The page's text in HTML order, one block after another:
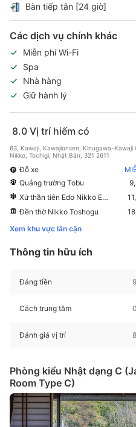
Bàn tiếp tân [24 giờ]
Các dịch vụ chính khác
Miễn phí Wi-Fi
Spa
Nhà hàng
Giữ hành lý
8.0 Vị trí hiếm có
63, Kawaji, Kawajionsen, Kinugawa-Kawaji
Nikko, Tochigi, Nhật Bản, 321 2611
Đỗ xe
Quảng trường Tobu
Xứ thần tiên Edo Nikko Edomura
Đền thờ Nikko Toshogu
Xem khu vực lân cận
Thông tin hữu ích
Đáng tiền
Cách trung tâm
Đánh giá vị trí
Phòng kiểu Nhật dạng C
Room Type C)